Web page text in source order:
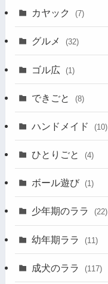
カヤック (7)
グルメ (32)
ゴル広 (1)
できごと (8)
ハンドメイド (10)
ひとりごと (4)
ボール遊び (1)
少年期のララ (22)
幼年期ララ (11)
成犬のララ (117)